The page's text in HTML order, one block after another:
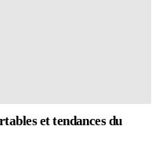
et tendances du